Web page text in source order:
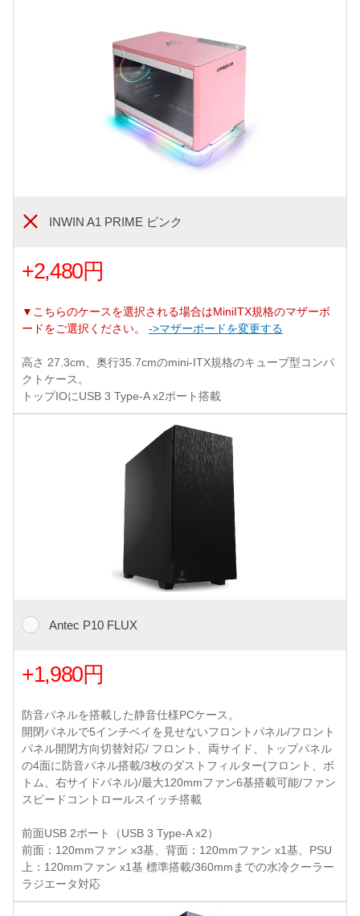
INWIN A1 PRIME ピンク
+2,480円
▼こちらのケースを選択される場合はMiniITX規格のマザーボ
ードをご選択ください。 ->マザーボードを変更する
高さ 27.3cm、奥行35.7cmのmini-ITX規格のキューブ型コンパ
クトケース。
トップIOにUSB 3 Type-A x2ポート搭載
Antec P10 FLUX
+1,980円
防音パネルを搭載した静音仕様PCケース。
開閉パネルで5インチベイを見せないフロントパネル/フロント
パネル開閉方向切替対応/ フロント、両サイド、トップパネル
の4面に防音パネル搭載/3枚のダストフィルター(フロント、ボ
トム、右サイドパネル)/最大120mmファン6基搭載可能/ファン
スピードコントロールスイッチ搭載
前面USB 2ポート（USB 3 Type-A x2）
前面：120mmファン x3基、背面：120mmファン x1基、PSU
上：120mmファン x1基 標準搭載/360mmまでの水冷クーラー
ラジエータ対応